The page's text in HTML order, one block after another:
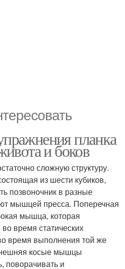
планка
и боков
сложную структуру.
из шести кубиков,
позвоночник в разные
мышцей пресса. Поперечная
мышца, которая
время статических
время выполнения той же
косые мышцы
поворачивать и